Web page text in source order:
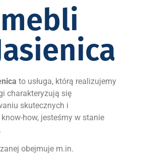
to usługa, którą realizujemy
charakteryzują się
skutecznych i
how, jesteśmy w stanie
obejmuje m.in.